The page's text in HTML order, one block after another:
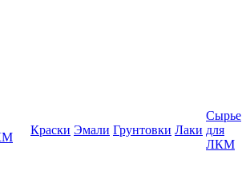
Краски Эмали Грунтовки Лаки
Сырье
для
ЛКМ